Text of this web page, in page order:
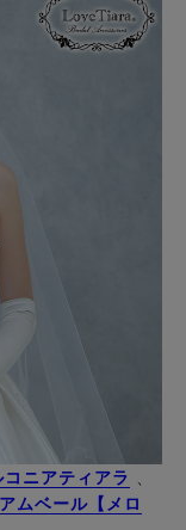
ニアティアラ
ムベール【メロ